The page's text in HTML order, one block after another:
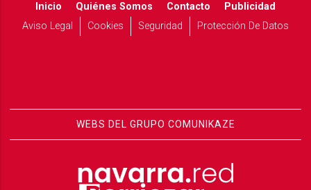
Inicio Quiénes Somos Contacto
Publicidad
Aviso Legal
Cookies Seguridad Protección De Datos
WEBS DEL GRUPO COMUNIKAZE